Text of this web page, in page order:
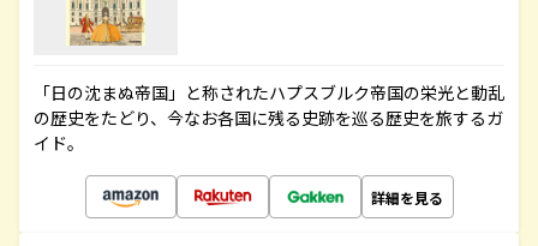
「日の沈まぬ帝国」と称されたハプスブルク帝国の栄光と動乱
の歴史をたどり、今なお各国に残る史跡を巡る歴史を旅するガ
イド。
詳細を見る